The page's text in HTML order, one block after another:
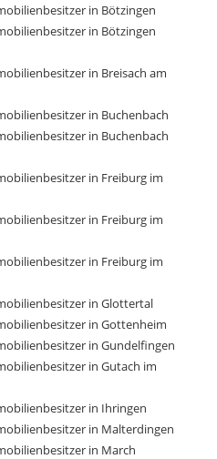
in Bötzingen
in Bötzingen
in Breisach am
in Buchenbach
in Buchenbach
in Freiburg im
in Freiburg im
in Freiburg im
in Glottertal
in Gottenheim
in Gundelfingen
in Gutach im
in Ihringen
in Malterdingen
in March